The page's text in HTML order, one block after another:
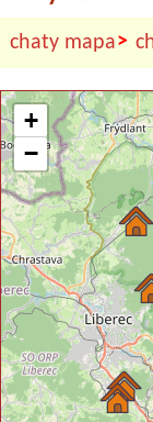
chaty mapa>
+
−